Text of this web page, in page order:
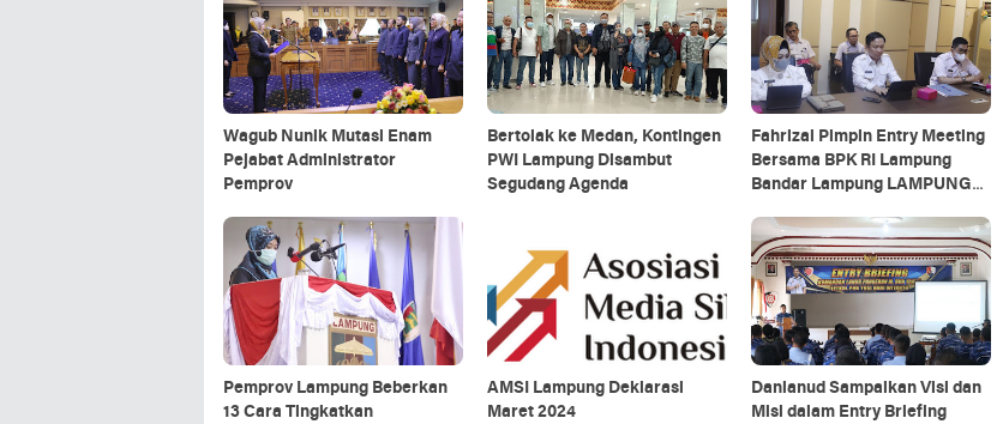
Wagub Nunik Mutasi Enam
Pejabat Administrator
Pemprov
Bertolak ke Medan, Kontingen
PWI Lampung Disambut
Segudang Agenda
Fahrizal Pimpin Entry Meeting
Bersama BPK RI Lampung
Bandar Lampung LAMPUNG
Pemprov Lampung Beberkan
13 Cara Tingkatkan
AMSI Lampung Deklarasi
Maret 2024
Danlanud Sampaikan Visi dan
Misi dalam Entry Briefing